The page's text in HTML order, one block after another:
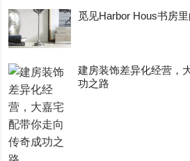
觅见Harbor Hous书房
建房装饰差异化经营，
功之路